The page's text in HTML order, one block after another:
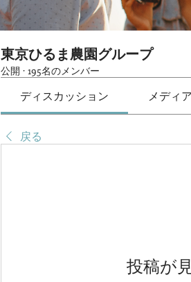
東京ひるま農園グループ
公開 · 195名のメンバー
ディスカッション メディア
戻る
投稿が